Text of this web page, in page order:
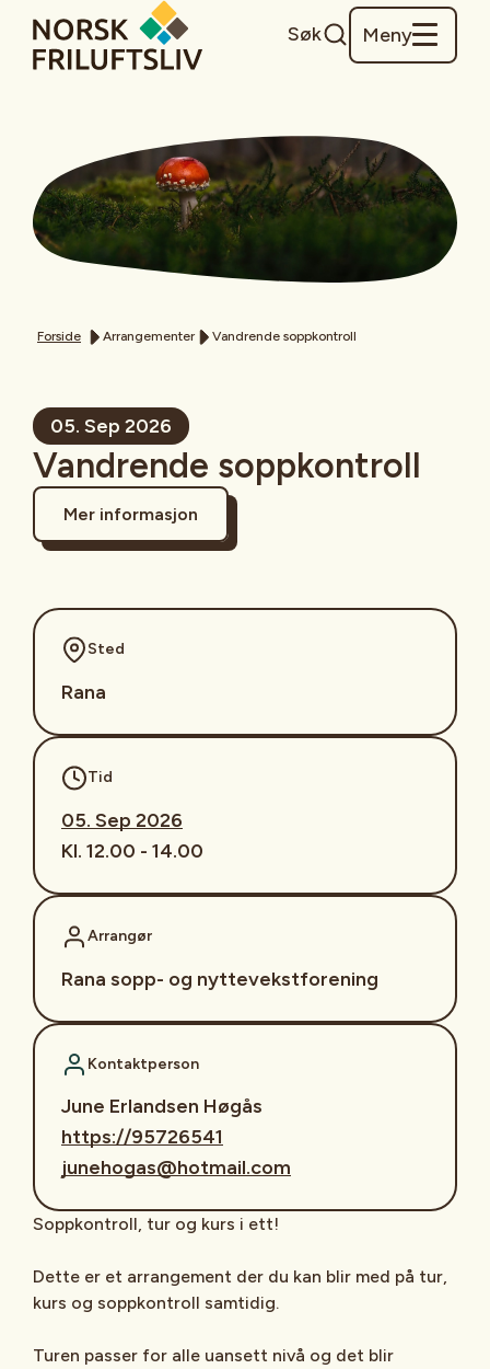
Søk Meny
Forside Arrangementer Vandrende soppkontroll
05. Sep 2026
Vandrende soppkontroll
Mer informasjon
Sted
Rana
Tid
05. Sep 2026
Kl. 12.00 - 14.00
Arrangør
Rana sopp- og nyttevekstforening
Kontaktperson
June Erlandsen Høgås
https://95726541
junehogas@hotmail.com
Soppkontroll, tur og kurs i ett!
Dette er et arrangement der du kan blir med på tur,
kurs og soppkontroll samtidig.
Turen passer for alle uansett nivå og det blir